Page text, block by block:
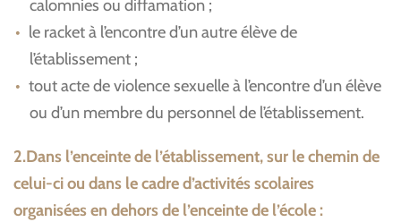
calomnies ou diffamation ;
le racket à l’encontre d’un autre élève de
l’établissement ;
tout acte de violence sexuelle à l’encontre d’un élève
ou d’un membre du personnel de l’établissement.
2.Dans l’enceinte de l’établissement, sur le chemin de
celui-ci ou dans le cadre d’activités scolaires
organisées en dehors de l’enceinte de l’école :